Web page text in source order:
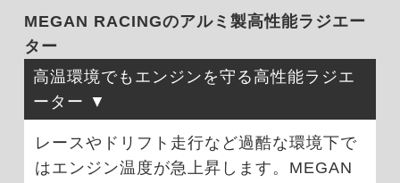
MEGAN RACINGのアルミ製高性能ラジエー
ター
高温環境でもエンジンを守る高性能ラジエ
ーター
レースやドリフト走行など過酷な環境下で
はエンジン温度が急上昇します。MEGAN